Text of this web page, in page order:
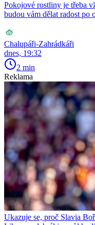
Pokojové rostliny je třeba
budou vám dělat radost po
Chalupáři-Zahrádkáři
dnes, 19:32
2 min
Reklama
Ukazuje se, proč Slavia